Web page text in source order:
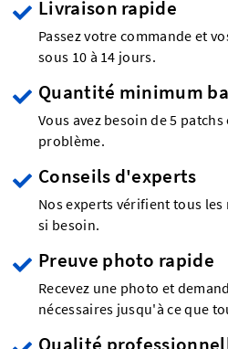
Livraison rapide
Passez votre commande et
sous 10 à 14 jours.
Quantité minimum
Vous avez besoin de 5 patchs
problème.
Conseils d'experts
Nos experts vérifient tous
si besoin.
Preuve photo rapide
Recevez une photo et
nécessaires jusqu'à ce que
Qualité